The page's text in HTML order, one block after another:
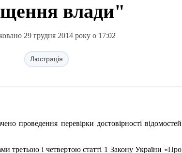
влади"
29 грудня 2014 року о 17:02
Люстрація
проведення перевірки достовірності відомостей
третьою і четвертою статті 1 Закону України «Про